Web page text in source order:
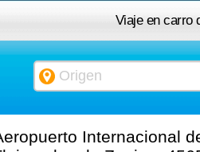
Viaje en carro
Internacional de
Internacional